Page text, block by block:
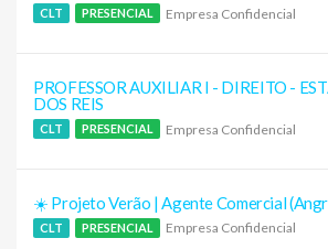
CLT PRESENCIAL Empresa Confidencial
PROFESSOR AUXILIAR I - DIREITO -
DOS REIS
CLT PRESENCIAL Empresa Confidencial
☀️ Projeto Verão | Agente Comercial
CLT PRESENCIAL Empresa Confidencial